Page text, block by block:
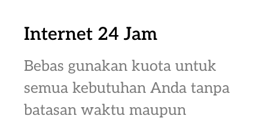
Internet 24 Jam
Bebas gunakan kuota untuk
semua kebutuhan Anda tanpa
batasan waktu maupun